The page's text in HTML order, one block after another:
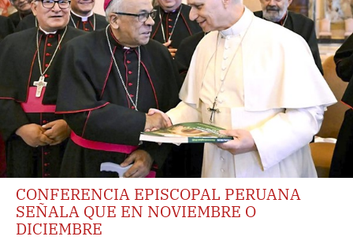
CONFERENCIA EPISCOPAL PERUANA
SEÑALA QUE EN NOVIEMBRE O
DICIEMBRE